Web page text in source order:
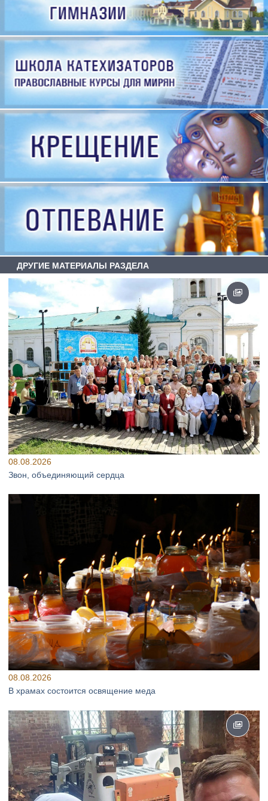
ДРУГИЕ МАТЕРИАЛЫ РАЗДЕЛА
08.08.2026
Звон, объединяющий сердца
08.08.2026
В храмах состоится освящение меда